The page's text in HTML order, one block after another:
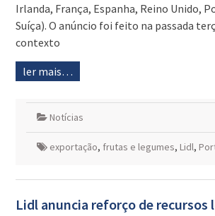
Irlanda, França, Espanha, Reino Unido,
Suíça). O anúncio foi feito na passada
contexto
ler mais…
Notícias
exportação, frutas e legumes, Lidl,
Lidl anuncia reforço de recursos